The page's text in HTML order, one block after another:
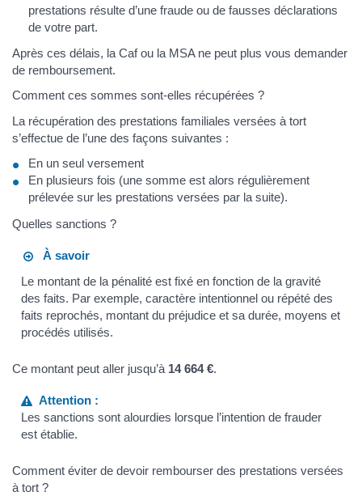
prestations résulte d’une fraude ou de fausses déclarations
de votre part.
Après ces délais, la Caf ou la MSA ne peut plus vous demander
de remboursement.
Comment ces sommes sont-elles récupérées ?
La récupération des prestations familiales versées à tort
s’effectue de l’une des façons suivantes :
En un seul versement
En plusieurs fois (une somme est alors régulièrement
prélevée sur les prestations versées par la suite).
Quelles sanctions ?
À savoir
Le montant de la pénalité est fixé en fonction de la gravité
des faits. Par exemple, caractère intentionnel ou répété des
faits reprochés, montant du préjudice et sa durée, moyens et
procédés utilisés.
Ce montant peut aller jusqu’à 14 664 €.
Attention :
Les sanctions sont alourdies lorsque l’intention de frauder
est établie.
Comment éviter de devoir rembourser des prestations versées
à tort ?